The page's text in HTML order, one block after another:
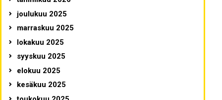
joulukuu 2025
marraskuu 2025
lokakuu 2025
syyskuu 2025
elokuu 2025
kesäkuu 2025